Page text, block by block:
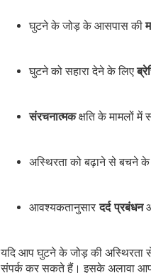
घुटने के जोड़ के आसपास की
घुटने को सहारा देने के लिए
संरचनात्मकक्षति के मामलों में
अस्थिरता को बढ़ाने से बचने के
आवश्यकतानुसार दर्द प्रबंधन
यदि आप घुटने के जोड़ की अस्थिरता
संपर्क कर सकते हैं। इसके अलावा